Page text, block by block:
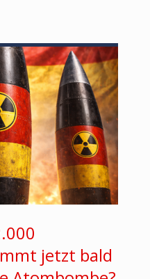
jetzt bald